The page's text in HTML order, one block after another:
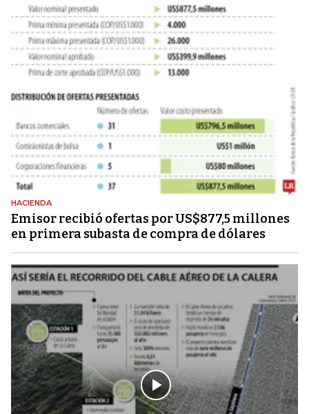
HACIENDA
Emisor recibió ofertas por US$877,5 millones
en primera subasta de compra de dólares